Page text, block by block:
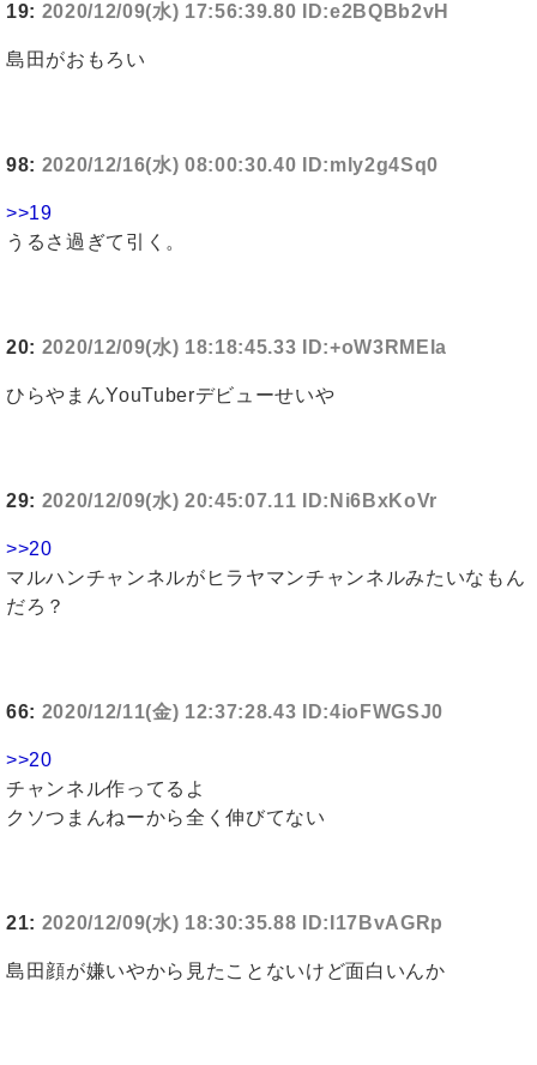
19: 2020/12/09(水) 17:56:39.80 ID:e2BQBb2vH
島田がおもろい
98: 2020/12/16(水) 08:00:30.40 ID:mly2g4Sq0
>>19
うるさ過ぎて引く。
20: 2020/12/09(水) 18:18:45.33 ID:+oW3RMEla
ひらやまんYouTuberデビューせいや
29: 2020/12/09(水) 20:45:07.11 ID:Ni6BxKoVr
>>20
マルハンチャンネルがヒラヤマンチャンネルみたいなもん
だろ？
66: 2020/12/11(金) 12:37:28.43 ID:4ioFWGSJ0
>>20
チャンネル作ってるよ
クソつまんねーから全く伸びてない
21: 2020/12/09(水) 18:30:35.88 ID:I17BvAGRp
島田顔が嫌いやから見たことないけど面白いんか